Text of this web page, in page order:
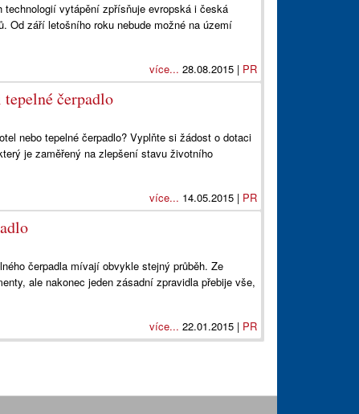
vytápění zpřísňuje evropská i česká
Od září letošního roku nebude možné na území
více... 28.08.2015 | PR
čerpadlo
nebo tepelné čerpadlo? Vyplňte si žádost o dotaci
je zaměřený na zlepšení stavu životního
více... 14.05.2015 | PR
čerpadla mívají obvykle stejný průběh. Ze
ale nakonec jeden zásadní zpravidla přebije vše,
více... 22.01.2015 | PR